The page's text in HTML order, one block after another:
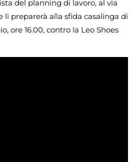
del planning di lavoro, al via
preparerà alla sfida casalinga di
ore 16.00, contro la Leo Shoes